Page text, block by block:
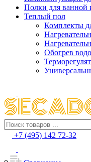
Полки для ванной
Теплый пол
Комплекты
Обогрев
+7 (495) 142 72-32